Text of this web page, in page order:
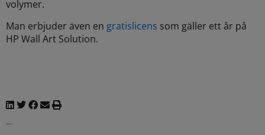
volymer.
Man erbjuder även en gratislicens som gäller ett år på
HP Wall Art Solution.